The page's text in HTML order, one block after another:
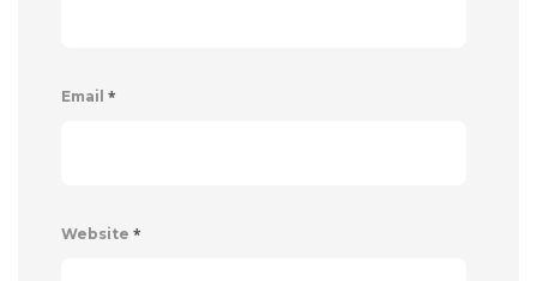
Email *
Website *